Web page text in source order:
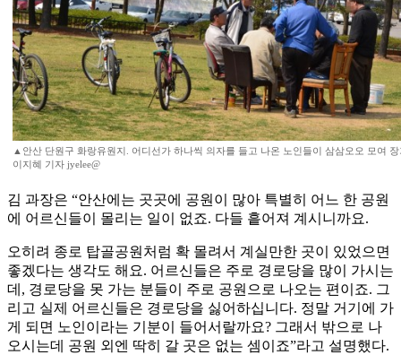
▲안산 단원구 화랑유원지. 어디선가 하나씩 의자를 들고 나온 노인들이 삼삼오오 모여
이지혜 기자 jyelee@
김 과장은 “안산에는 곳곳에 공원이 많아 특별히 어느 한 공원
에 어르신들이 몰리는 일이 없죠. 다들 흩어져 계시니까요.
오히려 종로 탑골공원처럼 확 몰려서 계실만한 곳이 있었으면
좋겠다는 생각도 해요. 어르신들은 주로 경로당을 많이 가시는
데, 경로당을 못 가는 분들이 주로 공원으로 나오는 편이죠. 그
리고 실제 어르신들은 경로당을 싫어하십니다. 정말 거기에 가
게 되면 노인이라는 기분이 들어서랄까요? 그래서 밖으로 나
오시는데 공원 외엔 딱히 갈 곳은 없는 셈이죠”라고 설명했다.